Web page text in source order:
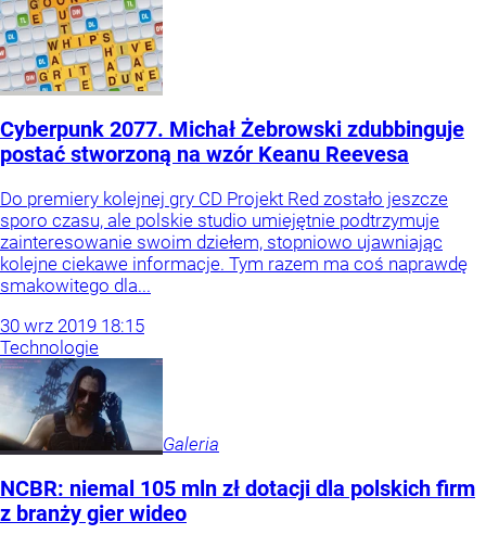
Cyberpunk 2077. Michał Żebrowski zdubbinguje
postać stworzoną na wzór Keanu Reevesa
Do premiery kolejnej gry CD Projekt Red zostało jeszcze
sporo czasu, ale polskie studio umiejętnie podtrzymuje
zainteresowanie swoim dziełem, stopniowo ujawniając
kolejne ciekawe informacje. Tym razem ma coś naprawdę
smakowitego dla...
30 wrz 2019 18:15
Technologie
Galeria
NCBR: niemal 105 mln zł dotacji dla polskich firm
z branży gier wideo